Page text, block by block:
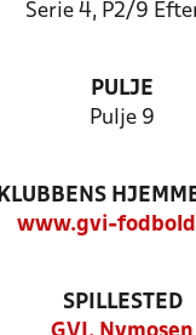
Serie 4, P2/9
PULJE
Pulje 9
KLUBBENS
www.gvi-
SPILLESTED